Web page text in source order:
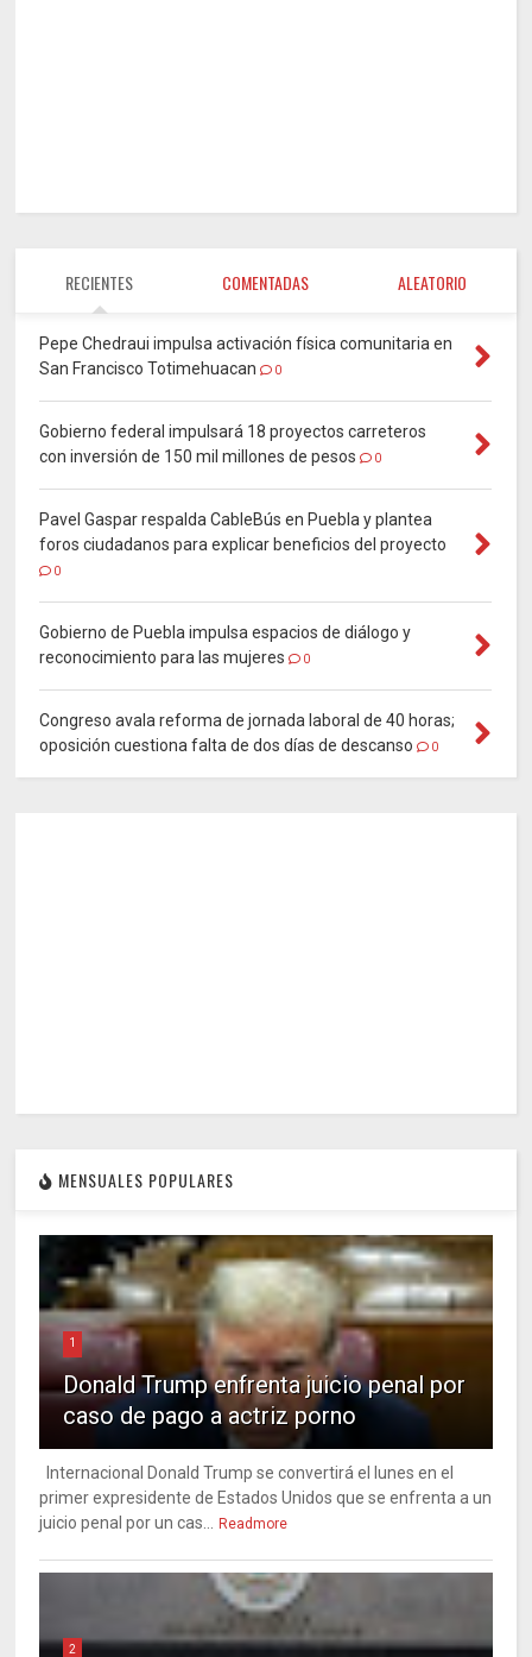
RECIENTES COMENTADAS ALEATORIO
Pepe Chedraui impulsa activación física comunitaria en
San Francisco Totimehuacan
0
Gobierno federal impulsará 18 proyectos carreteros
con inversión de 150 mil millones de pesos
0
Pavel Gaspar respalda CableBús en Puebla y plantea
foros ciudadanos para explicar beneficios del proyecto
0
Gobierno de Puebla impulsa espacios de diálogo y
reconocimiento para las mujeres
0
Congreso avala reforma de jornada laboral de 40 horas;
oposición cuestiona falta de dos días de descanso
0
MENSUALES POPULARES
1
Donald Trump enfrenta juicio penal por
caso de pago a actriz porno
Internacional Donald Trump se convertirá el lunes en el
primer expresidente de Estados Unidos que se enfrenta a un
juicio penal por un cas...
Readmore
2